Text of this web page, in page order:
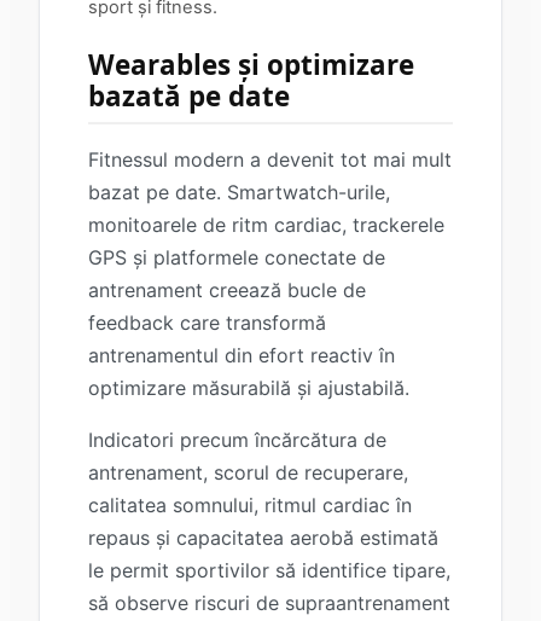
sport și fitness.
Wearables și optimizare
bazată pe date
Fitnessul modern a devenit tot mai mult
bazat pe date. Smartwatch-urile,
monitoarele de ritm cardiac, trackerele
GPS și platformele conectate de
antrenament creează bucle de
feedback care transformă
antrenamentul din efort reactiv în
optimizare măsurabilă și ajustabilă.
Indicatori precum încărcătura de
antrenament, scorul de recuperare,
calitatea somnului, ritmul cardiac în
repaus și capacitatea aerobă estimată
le permit sportivilor să identifice tipare,
să observe riscuri de supraantrenament